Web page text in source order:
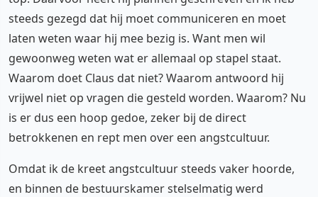
steeds gezegd dat hij moet communiceren en moet
laten weten waar hij mee bezig is. Want men wil
gewoonweg weten wat er allemaal op stapel staat.
Waarom doet Claus dat niet? Waarom antwoord hij
vrijwel niet op vragen die gesteld worden. Waarom? Nu
is er dus een hoop gedoe, zeker bij de direct
betrokkenen en rept men over een angstcultuur.
Omdat ik de kreet angstcultuur steeds vaker hoorde,
en binnen de bestuurskamer stelselmatig werd